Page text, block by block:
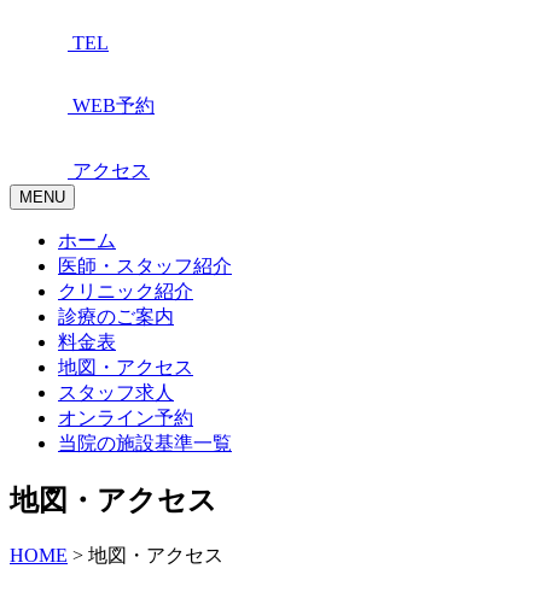
TEL
WEB予約
アクセス
MENU
ホーム
医師・スタッフ紹介
クリニック紹介
診療のご案内
料金表
地図・アクセス
スタッフ求人
オンライン予約
当院の施設基準一覧
地図・アクセス
HOME > 地図・アクセス